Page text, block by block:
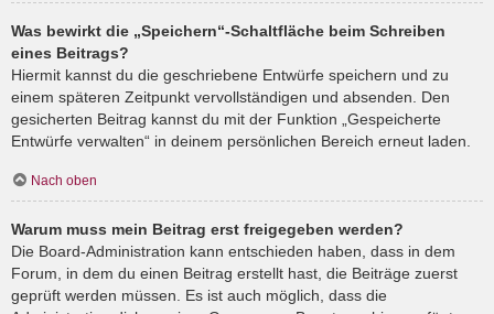
Was bewirkt die „Speichern“-Schaltfläche beim Schreiben
eines Beitrags?
Hiermit kannst du die geschriebene Entwürfe speichern und zu
einem späteren Zeitpunkt vervollständigen und absenden. Den
gesicherten Beitrag kannst du mit der Funktion „Gespeicherte
Entwürfe verwalten“ in deinem persönlichen Bereich erneut laden.
Nach oben
Warum muss mein Beitrag erst freigegeben werden?
Die Board-Administration kann entschieden haben, dass in dem
Forum, in dem du einen Beitrag erstellt hast, die Beiträge zuerst
geprüft werden müssen. Es ist auch möglich, dass die